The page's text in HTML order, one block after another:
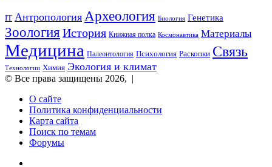
они
попали
туда
в рамках
обряда
IT Антропология Археология Биология Генетика
Зоология История Книжная полка Космонавтика Материалы
Медицина Палеонтология Психология Раскопки Связь
Технологии Химия Экология и климат
© Все права защищены 2026, |
О сайте
Политика конфиденциальности
Карта сайта
Поиск по темам
Форумы